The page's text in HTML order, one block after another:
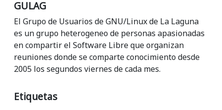
GULAG
El Grupo de Usuarios de GNU/Linux de La Laguna
es un grupo heterogeneo de personas apasionadas
en compartir el Software Libre que organizan
reuniones donde se comparte conocimiento desde
2005 los segundos viernes de cada mes.
Etiquetas